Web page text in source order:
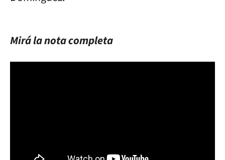
Mirá la nota completa